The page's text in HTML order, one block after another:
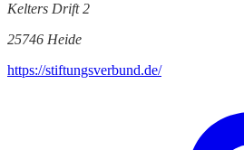
Kelters Drift 2
25746 Heide
https://stiftungsverbund.de/